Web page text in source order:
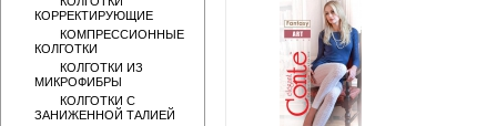
КОРРЕКТИРУЮЩИЕ
КОМПРЕССИОННЫЕ
КОЛГОТКИ
КОЛГОТКИ ИЗ
МИКРОФИБРЫ
КОЛГОТКИ С
ЗАНИЖЕННОЙ ТАЛИЕЙ